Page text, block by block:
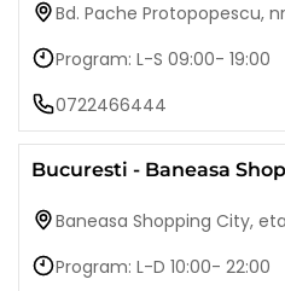
Bd. Pache Protopopescu,
Program: L-S 09:00- 19:00
0722466444
Bucuresti - Baneasa
Baneasa Shopping City,
Program: L-D 10:00- 22:00